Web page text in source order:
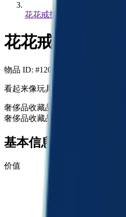
花花戒指
花花戒指
物品 ID: #120
看起来像玩具，但是沉甸甸的。
奢侈品收藏品
奢侈品收藏品
基本信息
价值